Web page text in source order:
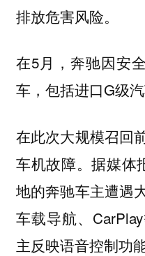
排放危害风险。
在5月，奔驰因安
车，包括进口G级
在此次大规模召回
车机故障。据媒体
地的奔驰车主遭遇
车载导航、
主反映语音控制功